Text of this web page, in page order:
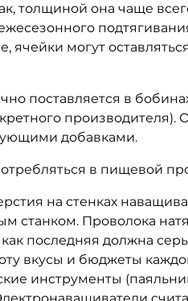
толщиной она чаще
ячейки могут
поставляется в
добавками.
в пищевой
на стенках
станком. Проволока
последняя должна
вкусы и бюджеты
инструменты